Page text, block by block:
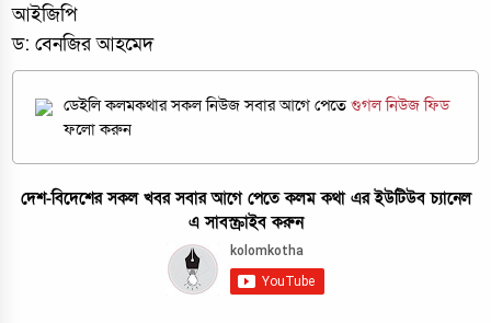
আইজিপি
ড: বেনজির আহমেদ
ডেইলি কলমকথার সকল নিউজ সবার আগে পেতেগুগল নিউজ ফিড
ফলো করুন
দেশ-বিদেশের সকল খবর সবার আগে পেতে কলম কথা এর ইউটিউব চ্যানেল
এ সাবস্ক্রাইব করুন